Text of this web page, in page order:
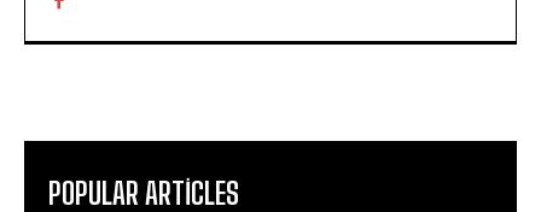
POPULAR ARTICLES